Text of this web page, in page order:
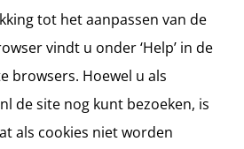
tot het aanpassen van de
vindt u onder ‘Help’ in de
browsers. Hoewel u als
de site nog kunt bezoeken, is
als cookies niet worden